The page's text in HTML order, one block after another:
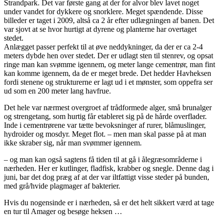
Strandpark. Det var første gang at der for alvor blev lavet noget
under vandet for dykkere og snorklere. Meget spændende. Disse
billeder er taget i 2009, altså ca 2 år efter udlægningen af banen. Det
var sjovt at se hvor hurtigt at dyrene og planterne har overtaget
stedet.
Anlægget passer perfekt til at øve neddykninger, da der er ca 2-4
meters dybde hen over stedet. Der er udlagt sten til stenrev, og opsat
ringe man kan svømme igennem, og meter lange cementrør, man fint
kan komme igennem, da de er meget brede. Det hedder Havheksen
fordi stenene og strukturerne er lagt ud i et mønster, som oppefra ser
ud som en 200 meter lang havfrue.
Det hele var nærmest overgroet af trådformede alger, små brunalger
og strengetang, som hurtig får etableret sig på de hårde overflader.
Inde i cementrørene var tætte bevoksninger af rurer, blåmuslinger,
hydroider og mosdyr. Meget flot. – men man skal passe på at man
ikke skraber sig, når man svømmer igennem.
– og man kan også sagtens få tiden til at gå i ålegræsområderne i
nærheden. Her er kutlinger, fladfisk, krabber og snegle. Denne dag i
juni, bar det dog præg af at der var iltfattigt visse steder på bunden,
med grå/hvide plagmager af bakterier.
Hvis du nogensinde er i nærheden, så er det helt sikkert værd at tage
en tur til Amager og besøge heksen …